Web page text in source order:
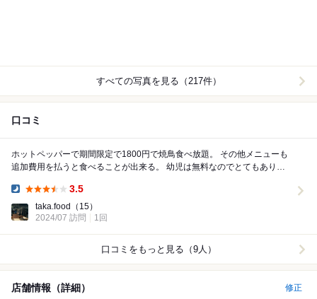
すべての写真を見る（217件）
口コミ
ホットペッパーで期間限定で1800円で焼鳥食べ放題。 その他メニューも
追加費用を払うと食べることが出来る。 幼児は無料なのでとてもありが
3.5
taka.food
（15）
2024/07 訪問
1回
口コミをもっと見る（9人）
店舗情報（詳細） 修正